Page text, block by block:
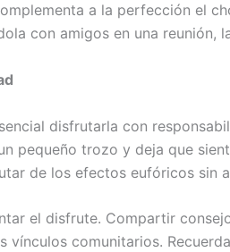
a la perfección el
con amigos en una reunión,
disfrutarla con
pequeño trozo y deja que
de los efectos eufóricos sin
el disfrute. Compartir
comunitarios.